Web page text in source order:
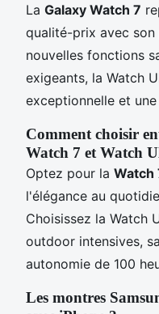
La Galaxy Watch 7
qualité-prix avec son
nouvelles fonctions
exigeants, la Watch
exceptionnelle et
Comment choisir
Watch 7 et Watch
Optez pour la Watch
l'élégance au
Choisissez la Watch
outdoor intensives,
autonomie de 100
Les montres